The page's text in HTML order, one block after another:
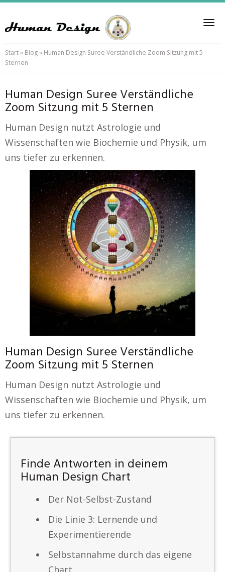
content
Start» Blog» Human Design Suree Verständliche Zoom Sitzung mit 5
Sternen
Human Design Suree Verständliche
Zoom Sitzung mit 5 Sternen
Human Design nutzt Astrologie und
Wissenschaften wie Biochemie und Physik, um
uns tiefer zu erkennen.
Human Design Suree Verständliche
Zoom Sitzung mit 5 Sternen
Human Design nutzt Astrologie und
Wissenschaften wie Biochemie und Physik, um
uns tiefer zu erkennen.
Finde Antworten in deinem
Human Design Chart
Der Not-Selbst-Zustand
Die Linie 3: Lernende und
Experimentierende
Selbstannahme durch das eigene
Chart